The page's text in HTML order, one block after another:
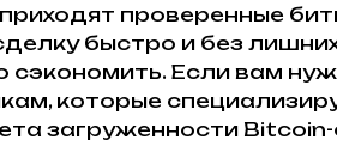
проверенные
быстро и без
Если вам
которые
загруженности Bitcoin-